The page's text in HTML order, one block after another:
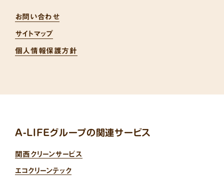
お問い合わせ
サイトマップ
個人情報保護方針
A-LIFEグループの関連サービス
関西クリーンサービス
エコクリーンテック